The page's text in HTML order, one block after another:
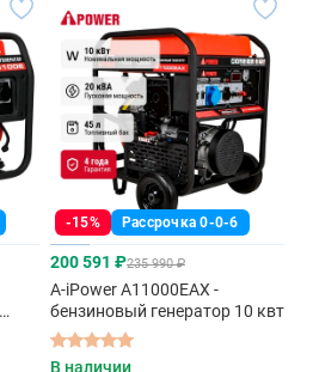
-15% Рассрочка 0-0-6
200 591 ₽235 990 ₽
A-iPower A11000EAX -
бензиновый генератор 10 квт
В наличии